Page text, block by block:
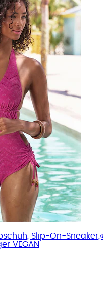
Slip-On-Sneaker,«
VEGAN